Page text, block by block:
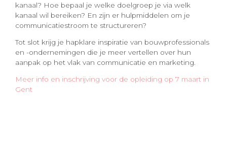
kanaal? Hoe bepaal je welke doelgroep je via welk
kanaal wil bereiken? En zijn er hulpmiddelen om je
communicatiestroom te structureren?
Tot slot krijg je hapklare inspiratie van bouwprofessionals
en -ondernemingen die je meer vertellen over hun
aanpak op het vlak van communicatie en marketing.
Meer info en inschrijving voor de opleiding op 7 maart in
Gent